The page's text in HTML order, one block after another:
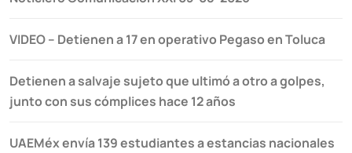
VIDEO – Detienen a 17 en operativo Pegaso en Toluca
Detienen a salvaje sujeto que ultimó a otro a golpes,
junto con sus cómplices hace 12 años
UAEMéx envía 139 estudiantes a estancias nacionales